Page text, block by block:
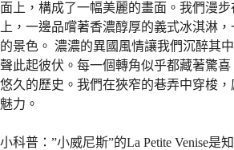
面上，構成了一幅美麗的畫面。我們漫
上，一邊品嚐著香濃醇厚的義式冰淇淋
的景色。 濃濃的異國風情讓我們沉醉其
聲此起彼伏。每一個轉角似乎都藏著驚
悠久的歷史。我們在狹窄的巷弄中穿梭
魅力。
小科普：”小威尼斯”的La Petite Venise是